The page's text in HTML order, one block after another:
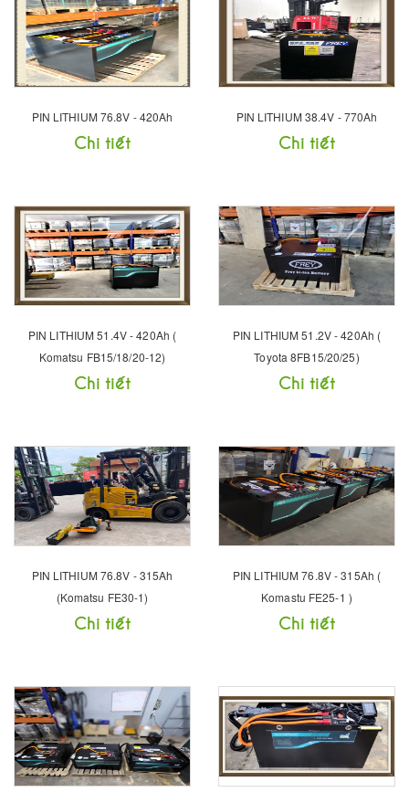
PIN LITHIUM 76.8V - 420Ah
Chi tiết
PIN LITHIUM 38.4V - 770Ah
Chi tiết
PIN LITHIUM 51.4V - 420Ah (
Komatsu FB15/18/20-12)
Chi tiết
PIN LITHIUM 51.2V - 420Ah (
Toyota 8FB15/20/25)
Chi tiết
PIN LITHIUM 76.8V - 315Ah
(Komatsu FE30-1)
Chi tiết
PIN LITHIUM 76.8V - 315Ah (
Komastu FE25-1 )
Chi tiết